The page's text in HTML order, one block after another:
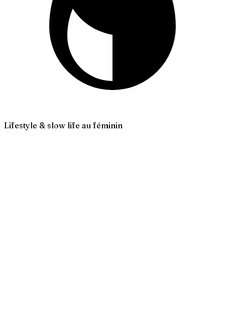
Lifestyle & slow life au féminin